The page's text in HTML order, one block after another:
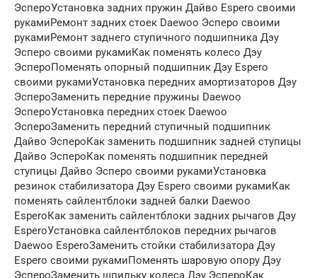
ЭспероУстановка задних пружин Дайво Espero своими
рукамиРемонт задних стоек Daewoo Эсперо своими
рукамиРемонт заднего ступичного подшипника Дэу
Эсперо своими рукамиКак поменять колесо Дэу
ЭспероПоменять опорный подшипник Дэу Espero
своими рукамиУстановка передних амортизаторов Дэу
ЭспероЗаменить передние пружины Daewoo
ЭспероУстановка передних стоек Daewoo
ЭспероЗаменить передний ступичный подшипник
Дайво ЭспероКак заменить подшипник задней ступицы
Дайво ЭспероКак поменять подшипник передней
ступицы Дайво Эсперо своими рукамиУстановка
резинок стабилизатора Дэу Espero своими рукамиКак
поменять сайлентблоки задней балки Daewoo
EsperoКак заменить сайлентблоки задних рычагов Дэу
EsperoУстановка сайлентблоков передних рычагов
Daewoo EsperoЗаменить стойки стабилизатора Дэу
Espero своими рукамиПоменять шаровую опору Дэу
ЭспероЗаменить шпильку колеса Дэу ЭспероКак